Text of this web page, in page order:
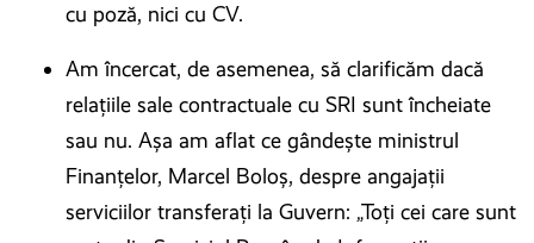
cu poză, nici cu CV.
Am încercat, de asemenea, să clarificăm dacă
relațiile sale contractuale cu SRI sunt încheiate
sau nu. Așa am aflat ce gândește ministrul
Finanțelor, Marcel Boloș, despre angajații
serviciilor transferați la Guvern: „Toți cei care sunt